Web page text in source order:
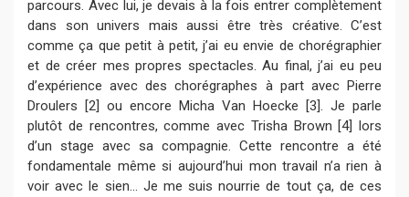
parcours. Avec lui, je devais à la fois entrer complètement
dans son univers mais aussi être très créative. C’est
comme ça que petit à petit, j’ai eu envie de chorégraphier
et de créer mes propres spectacles. Au final, j’ai eu peu
d’expérience avec des chorégraphes à part avec Pierre
Droulers [2] ou encore Micha Van Hoecke [3]. Je parle
plutôt de rencontres, comme avec Trisha Brown [4] lors
d’un stage avec sa compagnie. Cette rencontre a été
fondamentale même si aujourd’hui mon travail n’a rien à
voir avec le sien... Je me suis nourrie de tout ça, de ces